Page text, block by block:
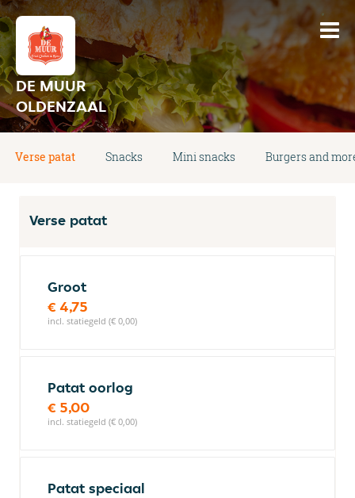
DE MUUR
OLDENZAAL
Verse patat Snacks Mini snacks Burgers and
Verse patat
Groot
€ 4,75
incl. statiegeld (€ 0,00)
Patat oorlog
€ 5,00
incl. statiegeld (€ 0,00)
Patat speciaal